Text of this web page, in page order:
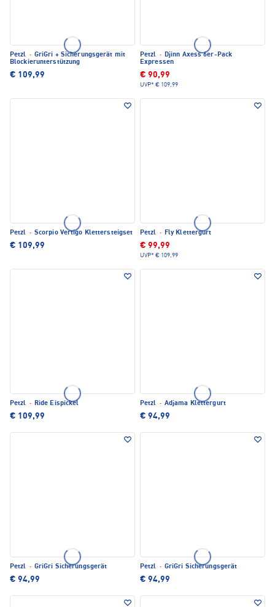
Petzl · GriGri + Sicherungsgerät mit
Blockierunterstützung
€ 109,99
Petzl · Djinn Axess 6er-Pack
Expressen
€ 90,99
UVP* € 109,99
Petzl · Scorpio Vertigo Klettersteigset
€ 109,99
Petzl · Fly Klettergurt
€ 99,99
UVP* € 109,99
Petzl · Ride Eispickel
€ 109,99
Petzl · Adjama Klettergurt
€ 94,99
Petzl · GriGri Sicherungsgerät
€ 94,99
Petzl · GriGri Sicherungsgerät
€ 94,99